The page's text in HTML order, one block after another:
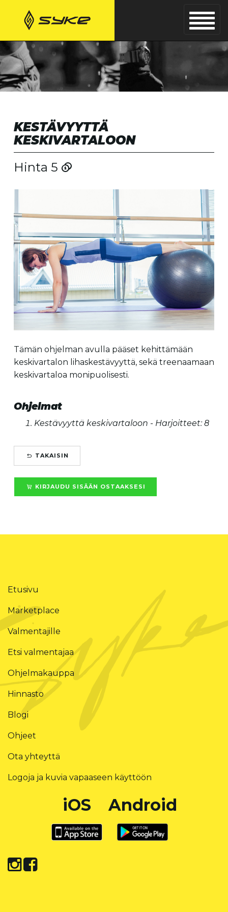
KESTÄVYYTTÄ
KESKIVARTALOON
Hinta 5
Tämän ohjelman avulla pääset kehittämään
keskivartalon lihaskestävyyttä, sekä treenaamaan
keskivartaloa monipuolisesti.
Ohjelmat
Kestävyyttä keskivartaloon - Harjoitteet: 8
TAKAISIN
KIRJAUDU SISÄÄN OSTAAKSESI
Etusivu
Marketplace
Valmentajille
Etsi valmentajaa
Ohjelmakauppa
Hinnasto
Blogi
Ohjeet
Ota yhteyttä
Logoja ja kuvia vapaaseen käyttöön
iOS Android